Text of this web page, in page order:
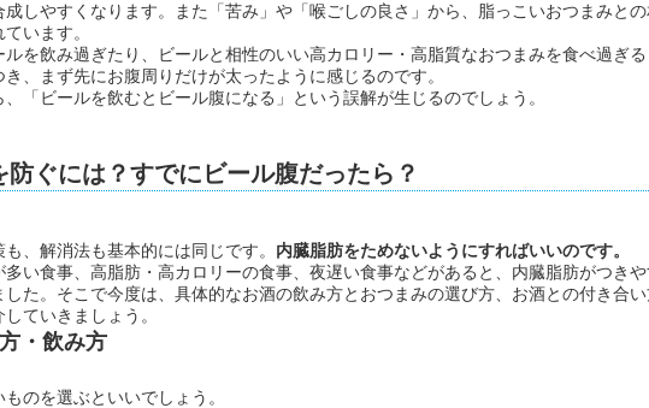
成しやすくなります。また「苦み」や「喉ごしの良さ」から、脂っこいおつまみとの
います。
ルを飲み過ぎたり、ビールと相性のいい高カロリー・高脂質なおつまみを食べ過ぎる
、まず先にお腹周りだけが太ったように感じるのです。
、「ビールを飲むとビール腹になる」という誤解が生じるのでしょう。
防ぐには？すでにビール腹だったら？
、解消法も基本的には同じです。 内臓脂肪をためないようにすればいいのです。
い食事、高脂肪・高カロリーの食事、夜遅い食事などがあると、内臓脂肪がつきや
した。そこで今度は、具体的なお酒の飲み方とおつまみの選び方、お酒との付き合
ていきましょう。
・飲み方
のを選ぶといいでしょう。